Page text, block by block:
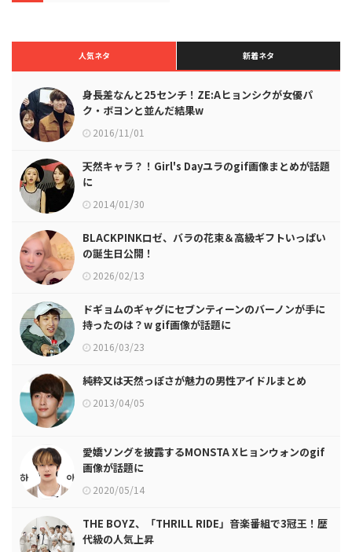
人気ネタ 新着ネタ
身長差なんと25センチ！ZE:Aヒョンシクが女優パ
ク・ボヨンと並んだ結果w
2016/11/01
天然キャラ？！Girl's Dayユラのgif画像まとめが話題
に
2014/01/30
BLACKPINKロゼ、バラの花束＆高級ギフトいっぱい
の誕生日公開！
2026/02/13
ドギョムのギャグにセブンティーンのバーノンが手に
持ったのは？w gif画像が話題に
2016/03/23
純粋又は天然っぽさが魅力の男性アイドルまとめ
2013/04/05
愛嬌ソングを披露するMONSTA Xヒョンウォンのgif
画像が話題に
2020/05/14
THE BOYZ、「THRILL RIDE」音楽番組で3冠王！歴
代級の人気上昇